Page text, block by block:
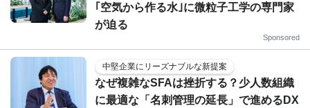
｢空気から作る水｣に微粒子工学の専門家
が迫る
Sponsored
中堅企業にリーズナブルな新提案
なぜ複雑なSFAは挫折する？少人数組織
に最適な「名刺管理の延長」で進めるDX